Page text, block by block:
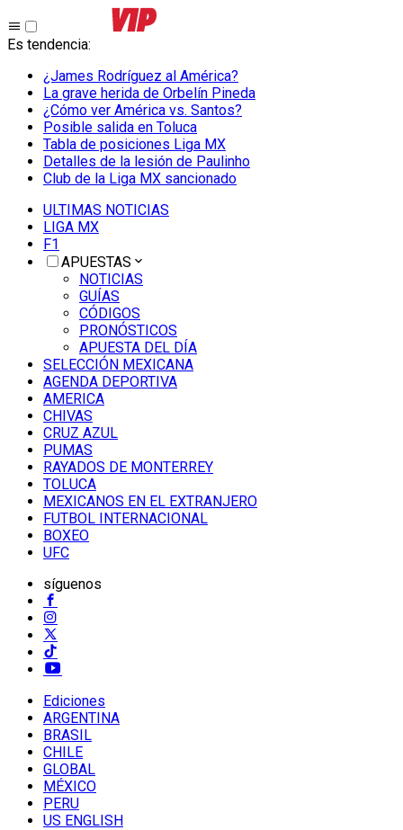
Es tendencia:
¿James Rodríguez al América?
La grave herida de Orbelín Pineda
¿Cómo ver América vs. Santos?
Posible salida en Toluca
Tabla de posiciones Liga MX
Detalles de la lesión de Paulinho
Club de la Liga MX sancionado
ULTIMAS NOTICIAS
LIGA MX
F1
APUESTAS
NOTICIAS
GUÍAS
CÓDIGOS
PRONÓSTICOS
APUESTA DEL DÍA
SELECCIÓN MEXICANA
AGENDA DEPORTIVA
AMERICA
CHIVAS
CRUZ AZUL
PUMAS
RAYADOS DE MONTERREY
TOLUCA
MEXICANOS EN EL EXTRANJERO
FUTBOL INTERNACIONAL
BOXEO
UFC
síguenos
Ediciones
ARGENTINA
BRASIL
CHILE
GLOBAL
MÉXICO
PERU
US ENGLISH